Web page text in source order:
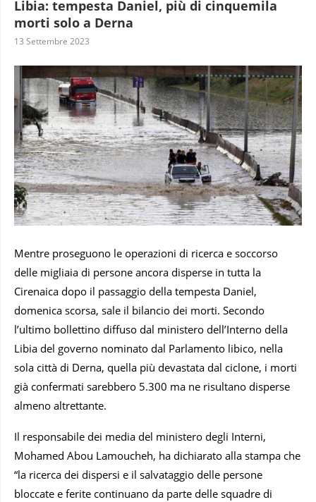
Libia: tempesta Daniel, più di cinquemila
morti solo a Derna
13 Settembre 2023
Mentre proseguono le operazioni di ricerca e soccorso
delle migliaia di persone ancora disperse in tutta la
Cirenaica dopo il passaggio della tempesta Daniel,
domenica scorsa, sale il bilancio dei morti. Secondo
l’ultimo bollettino diffuso dal ministero dell’Interno della
Libia del governo nominato dal Parlamento libico, nella
sola città di Derna, quella più devastata dal ciclone, i morti
già confermati sarebbero 5.300 ma ne risultano disperse
almeno altrettante.
Il responsabile dei media del ministero degli Interni,
Mohamed Abou Lamoucheh, ha dichiarato alla stampa che
“la ricerca dei dispersi e il salvataggio delle persone
bloccate e ferite continuano da parte delle squadre di